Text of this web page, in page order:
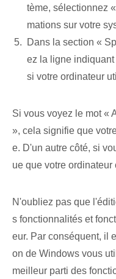
tème, sélectionnez
mations sur votre
Dans la section «
ez la ligne
si votre ordinateur
Si vous voyez le mot «
», cela signifie que
e. D'un autre côté, si
ue que votre
N'oubliez pas que
s fonctionnalités et
eur. Par conséquent, il
on de Windows vous
meilleur parti des